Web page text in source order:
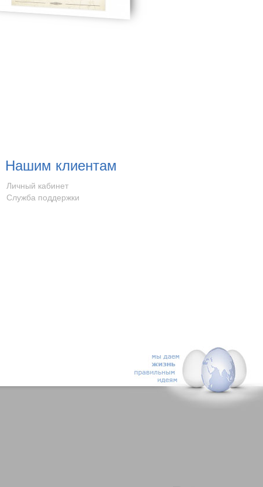
Нашим клиентам
Личный кабинет
Служба поддержки